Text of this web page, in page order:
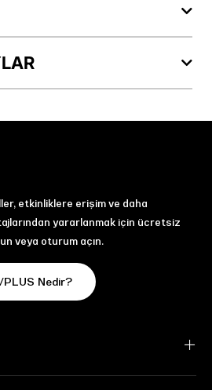
etkinliklere erişim ve daha
yararlanmak için ücretsiz
veya oturum açın.
PLUS Nedir?